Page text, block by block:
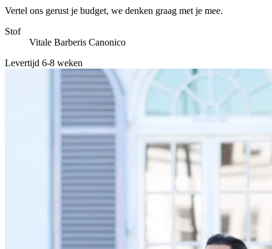
Vertel ons gerust je budget, we denken graag met je mee.
Stof
Vitale Barberis Canonico
Levertijd 6-8 weken